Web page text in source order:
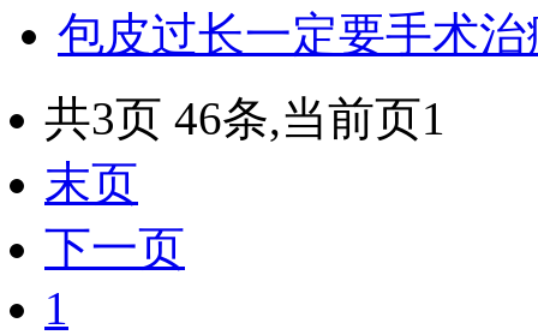
包皮过长一定要手术治
共3页 46条,当前页1
末页
下一页
1